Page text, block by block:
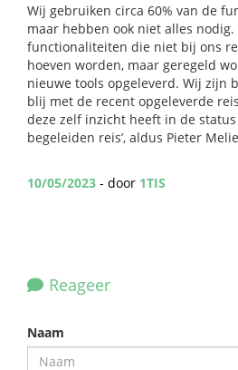
Wij gebruiken circa 60% van de
maar hebben ook niet alles nodig.
functionaliteiten die niet bij ons
hoeven worden, maar geregeld
nieuwe tools opgeleverd. Wij zijn
blij met de recent opgeleverde
deze zelf inzicht heeft in de
begeleiden reis’, aldus Pieter
10/05/2023 - door 1TIS
Reageer
Naam